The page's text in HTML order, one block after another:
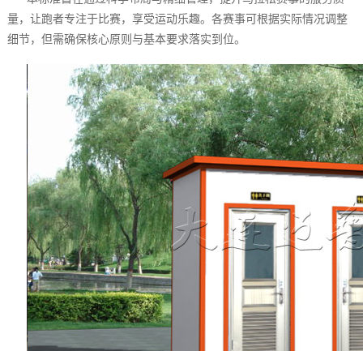
量，让跑者专注于比赛，享受运动乐趣。各赛事可根据实际情况调整
细节，但需确保核心原则与基本要求落实到位。